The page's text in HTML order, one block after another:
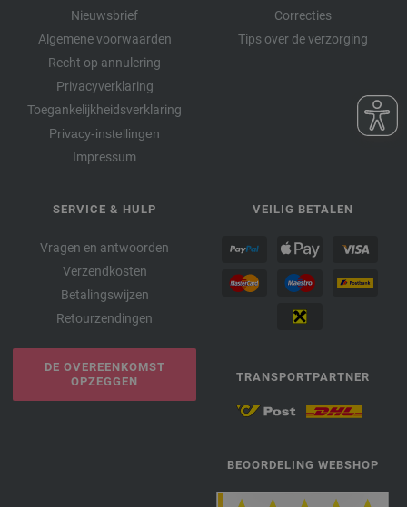
Nieuwsbrief
Algemene voorwaarden
Recht op annulering
Privacyverklaring
Toegankelijkheidsverklaring
Privacy-instellingen
Impressum
Correcties
Tips over de verzorging
SERVICE & HULP
Vragen en antwoorden
Verzendkosten
Betalingswijzen
Retourzendingen
DE OVEREENKOMST
OPZEGGEN
VEILIG BETALEN
TRANSPORTPARTNER
BEOORDELING WEBSHOP